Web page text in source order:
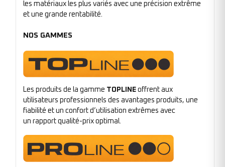
les matériaux les plus variés avec une précision extrême
et une grande rentabilité.
NOS GAMMES
Les produits de la gamme TOPLINE offrent aux
utilisateurs professionnels des avantages produits, une
fiabilité et un confort d’utilisation extrêmes avec
un rapport qualité-prix optimal.